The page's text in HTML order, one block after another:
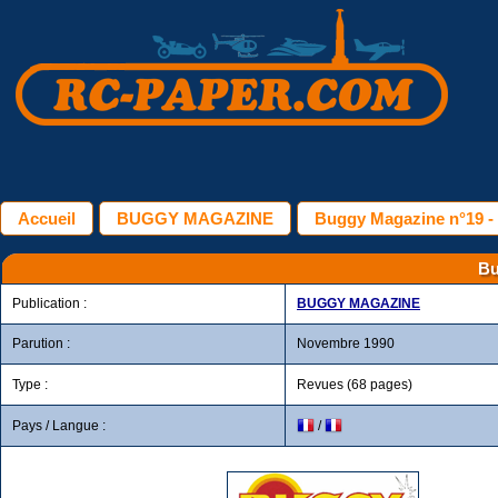
Accueil BUGGY MAGAZINE Buggy Magazine n°19
Publication : BUGGY MAGAZINE
Parution : Novembre 1990
Type : Revues (68 pages)
Pays / Langue : /